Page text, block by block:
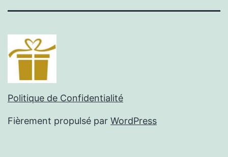
Politique de Confidentialité
Fièrement propulsé par WordPress